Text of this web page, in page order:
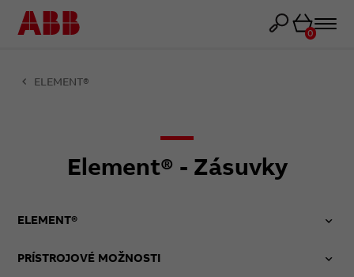
Košík
0
ELEMENT®
Element® - Zásuvky
ELEMENT®
PRÍSTROJOVÉ MOŽNOSTI